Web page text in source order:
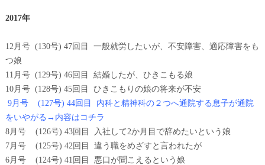
2017年
12月号 (130号) 47回目 一般就労したいが、不安障害、適応障害をも
つ娘
11月号 (129号) 46回目 結婚したが、ひきこもる娘
10月号 (128号) 45回目 ひきこもりの娘の将来が不安
9月号 (127号) 44回目 内科と精神科の２つへ通院する息子が通院
をいやがる→内容はコチラ
8月号 (126号) 43回目 入社して2か月目で辞めたいという娘
7月号 (125号) 42回目 違う職をめざすと言われたが
6月号 (124号) 41回目 悪口が聞こえるという娘